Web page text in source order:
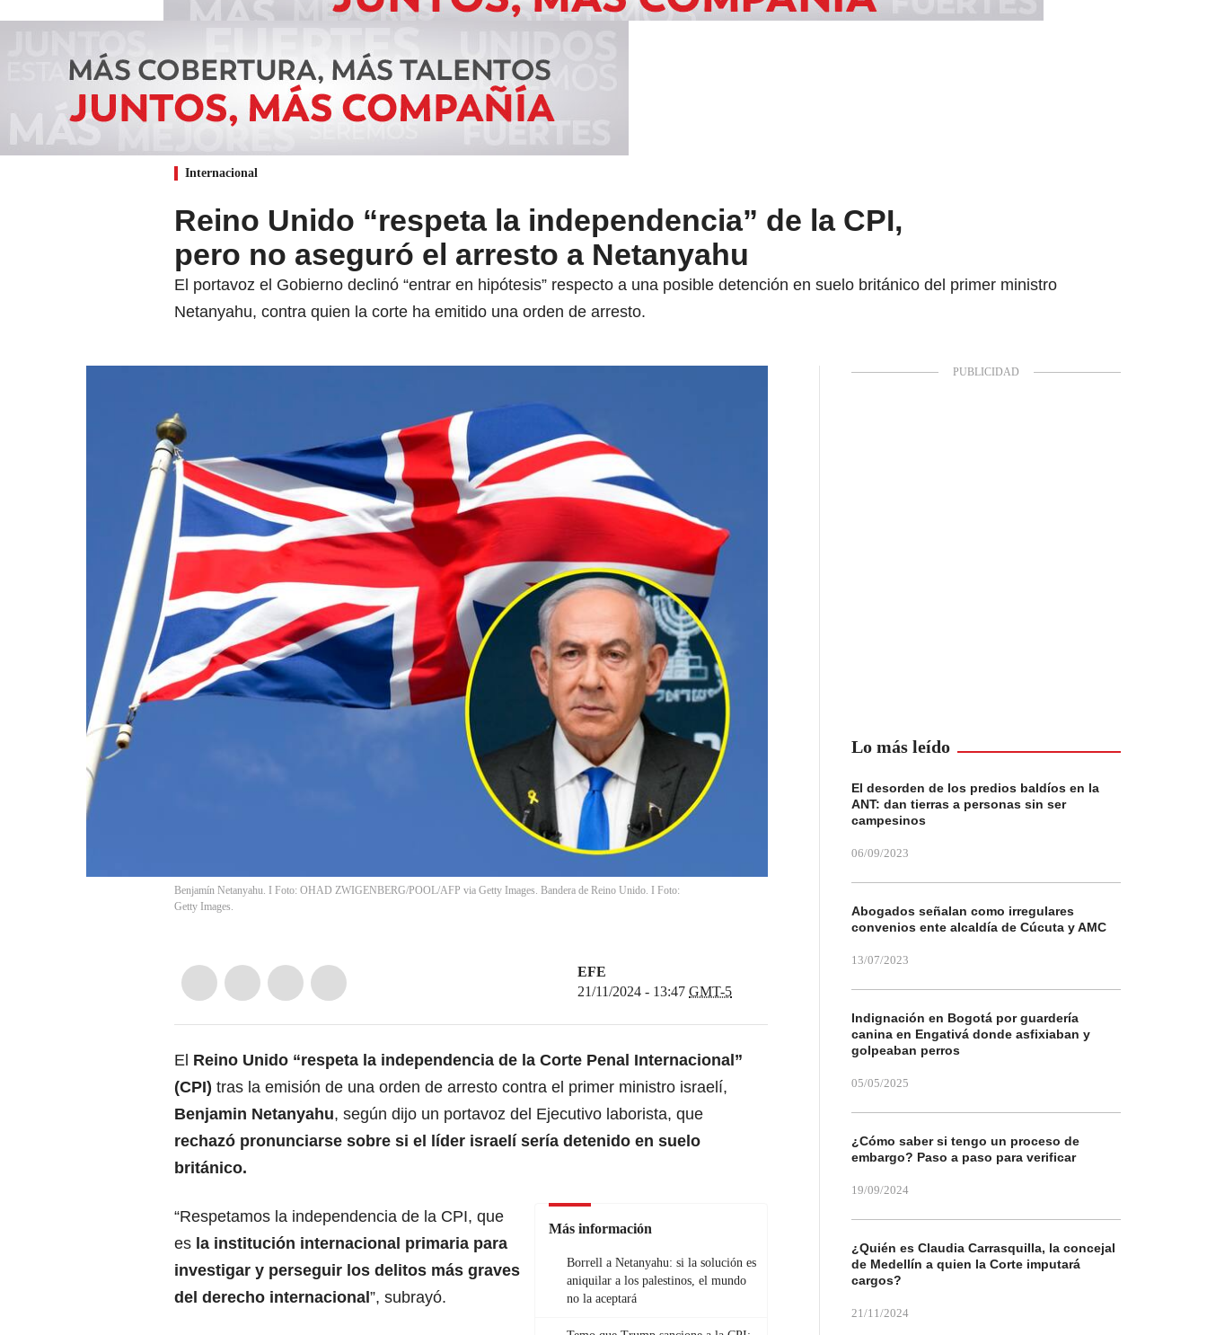
Internacional
Reino Unido “respeta la independencia” de la CPI,
pero no aseguró el arresto a Netanyahu
El portavoz el Gobierno declinó “entrar en hipótesis” respecto a una posible detención en suelo británico del primer ministro
Netanyahu, contra quien la corte ha emitido una orden de arresto.
Benjamín Netanyahu. I Foto: OHAD ZWIGENBERG/POOL/AFP via Getty Images. Bandera de Reino Unido. I Foto:
Getty Images.
EFE
21/11/2024 - 13:47 GMT-5
El Reino Unido “respeta la independencia de la Corte Penal Internacional”
(CPI) tras la emisión de una orden de arresto contra el primer ministro israelí,
Benjamin Netanyahu, según dijo un portavoz del Ejecutivo laborista, que
rechazó pronunciarse sobre si el líder israelí sería detenido en suelo
británico.
Más información
Borrell a Netanyahu: si la solución es
aniquilar a los palestinos, el mundo
no la aceptará
“Respetamos la independencia de la CPI, que
es la institución internacional primaria para
investigar y perseguir los delitos más graves
del derecho internacional ”, subrayó.
Lo más leído
El desorden de los predios baldíos en la
ANT: dan tierras a personas sin ser
campesinos
06/09/2023
Abogados señalan como irregulares
convenios ente alcaldía de Cúcuta y AMC
13/07/2023
Indignación en Bogotá por guardería
canina en Engativá donde asfixiaban y
golpeaban perros
05/05/2025
¿Cómo saber si tengo un proceso de
embargo? Paso a paso para verificar
19/09/2024
¿Quién es Claudia Carrasquilla, la concejal
de Medellín a quien la Corte imputará
cargos?
21/11/2024